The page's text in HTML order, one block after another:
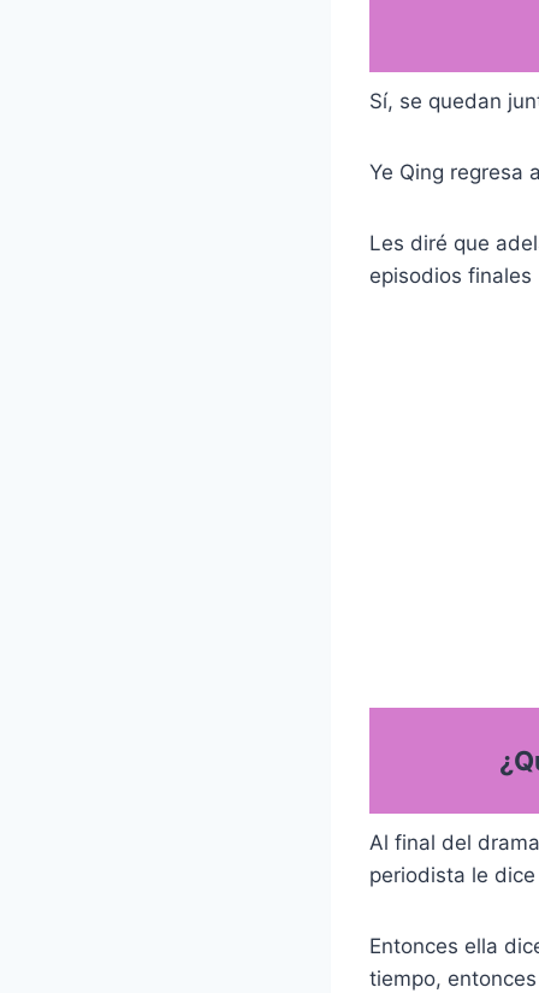
Sí, se quedan
Ye Qing regresa
Les diré que
episodios
Al final del
periodista le
Entonces ella
tiempo,